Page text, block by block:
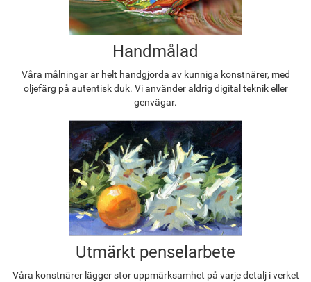
Handmålad
Våra målningar är helt handgjorda av kunniga konstnärer, med
oljefärg på autentisk duk. Vi använder aldrig digital teknik eller
genvägar.
Utmärkt penselarbete
Våra konstnärer lägger stor uppmärksamhet på varje detalj i verket